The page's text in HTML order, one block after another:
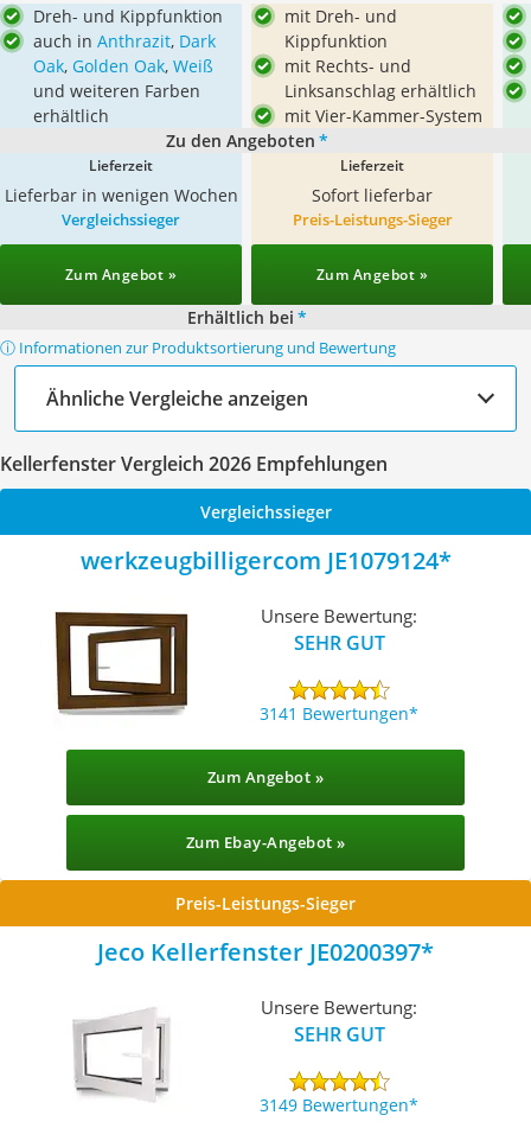
Dreh- und Kippfunktion
auch in Anthrazit, Dark
Oak, Golden Oak, Weiß
und weiteren Farben
erhältlich
mit Dreh- und
Kippfunktion
mit Rechts- und
Linksanschlag erhältlich
mit Vier-Kammer-System
Zu den Angeboten *
Lieferzeit
Lieferbar in wenigen Wochen
Lieferzeit
Sofort lieferbar
Vergleichssieger
Zum Angebot »
Preis-Leistungs-Sieger
Zum Angebot »
Erhältlich bei *
ⓘ Informationen zur Produktsortierung und Bewertung
Ähnliche Vergleiche anzeigen
Kellerfenster Vergleich 2026 Empfehlungen
Vergleichssieger
werkzeugbilligercom JE1079124
Unsere Bewertung:
SEHR GUT
3141 Bewertungen
Zum Angebot »
Zum Ebay-Angebot »
Preis-Leistungs-Sieger
Jeco Kellerfenster JE0200397
Unsere Bewertung:
SEHR GUT
3149 Bewertungen